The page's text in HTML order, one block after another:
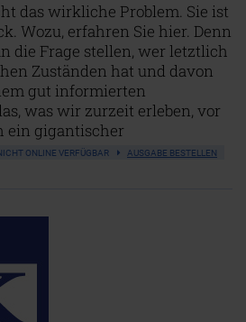
das wirkliche Problem. Sie ist
Wozu, erfahren Sie hier. Denn
die Frage stellen, wer letztlich
Zuständen hat und davon
gut informierten
was wir zurzeit erleben, vor
ein gigantischer
ONLINE VERFÜGBAR AUSGABE BESTELLEN